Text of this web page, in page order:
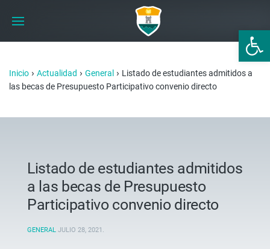
Abrir
Inicio › Actualidad › General › Listado de estudiantes admitidos a
las becas de Presupuesto Participativo convenio directo
Listado de estudiantes admitidos
a las becas de Presupuesto
Participativo convenio directo
GENERAL JULIO 28, 2021 .